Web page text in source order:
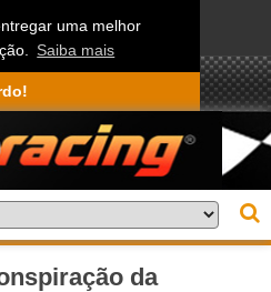
uma melhor
Saiba mais
da